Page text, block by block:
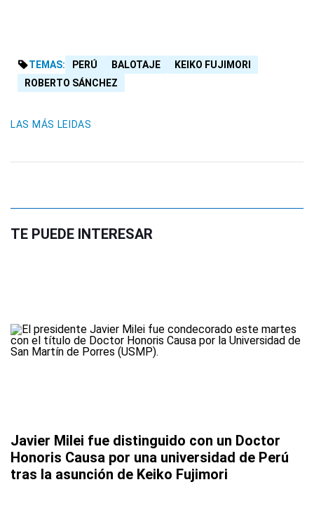
TEMAS: PERÚ BALOTAJE
KEIKO FUJIMORI
ROBERTO SÁNCHEZ
LAS MÁS LEIDAS
TE PUEDE INTERESAR
Javier Milei fue distinguido con un Doctor
Honoris Causa por una universidad de Perú
tras la asunción de Keiko Fujimori